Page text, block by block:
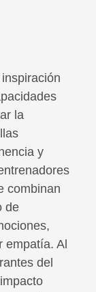
la
y
combinan
de
empatía. Al
del